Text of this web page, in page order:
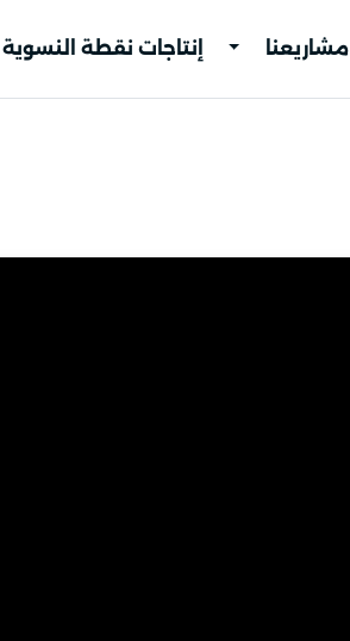
مشاريعنا إنتاجات نقطة النسوية